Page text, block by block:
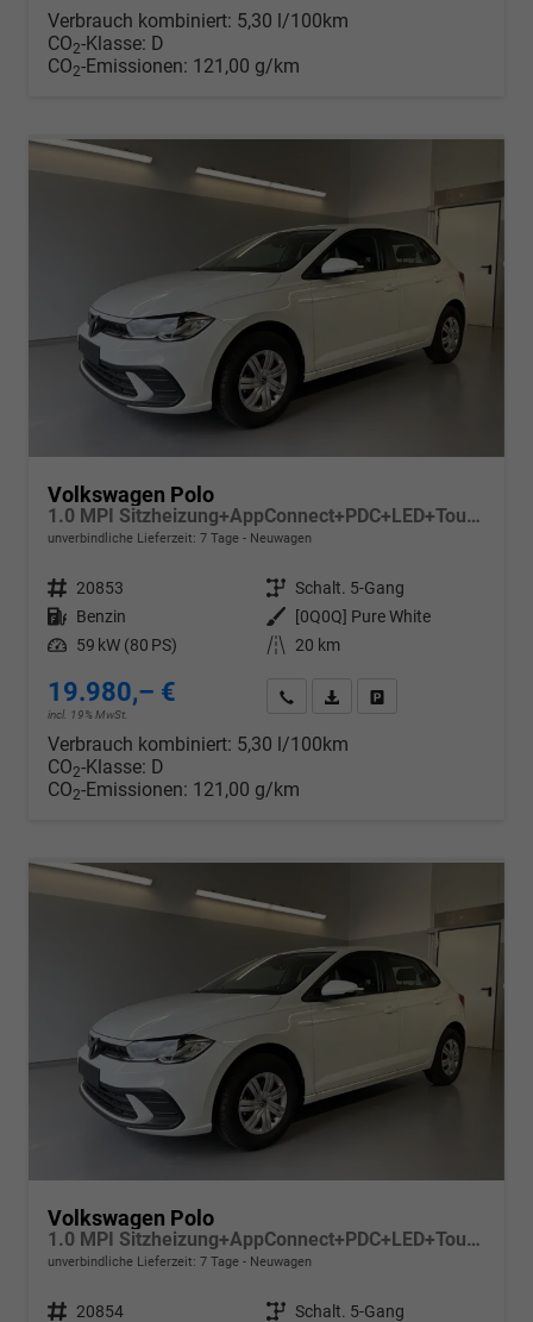
Verbrauch kombiniert: 5,30 l/100km
CO2-Klasse: D
CO2-Emissionen: 121,00 g/km
Volkswagen Polo
1.0 MPI Sitzheizung+AppConnect+PDC+LED+Touch+Lichtsensor+MultiLenkrad
unverbindliche Lieferzeit: 7 Tage Neuwagen
Fahrzeugnr. 20853 Getriebe Schalt. 5-Gang
Kraftstoff Benzin Außenfarbe
[0Q0Q] Pure White
Leistung 59 kW (80 PS) Kilometerstand 20 km
19.980,– €
incl. 19% MwSt.
Wir rufen Sie anPDF-Datei, Fahrzeugexposé
Verbrauch kombiniert: 5,30 l/100km
CO2-Klasse: D
CO2-Emissionen: 121,00 g/km
Volkswagen Polo
1.0 MPI Sitzheizung+AppConnect+PDC+LED+Touch+Lichtsensor+MultiLenkrad
unverbindliche Lieferzeit: 7 Tage Neuwagen
Fahrzeugnr. 20854 Getriebe Schalt. 5-Gang